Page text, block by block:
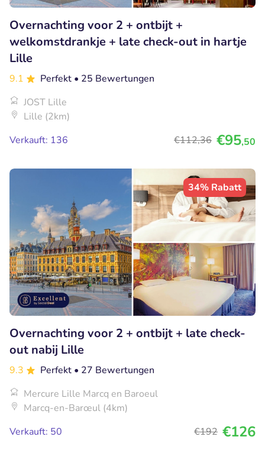
Overnachting voor 2 + ontbijt +
welkomstdrankje + late check-out in hartje
Lille
9.1 Perfekt • 25 Bewertungen
JOST Lille
Lille (2km)
Verkauft: 136
€112,36 €95,50
34% Rabatt
Overnachting voor 2 + ontbijt + late check-
out nabij Lille
9.3 Perfekt • 27 Bewertungen
Mercure Lille Marcq en Baroeul
Marcq-en-Barœul (4km)
Verkauft: 50
€192 €126